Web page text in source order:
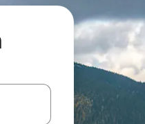
med piletasterne op